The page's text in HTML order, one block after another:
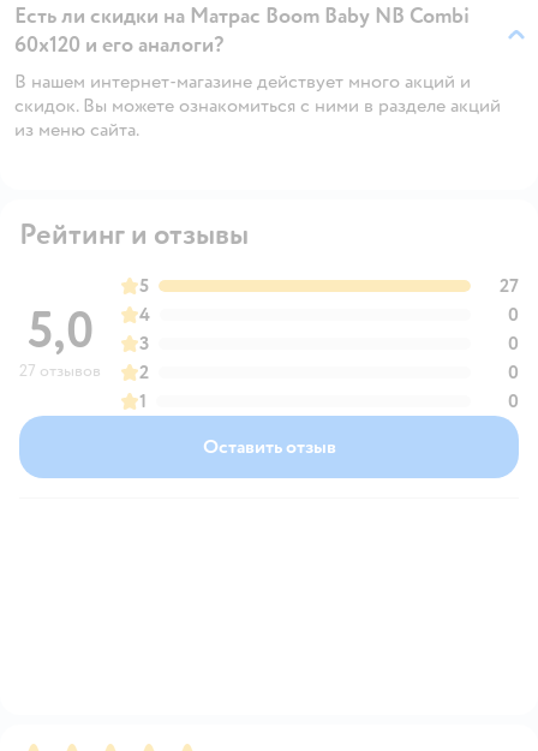
Есть ли скидки на Матрас Boom Baby NВ Combi
60х120 и его аналоги?
В нашем интернет-магазине действует много акций и
скидок. Вы можете ознакомиться с ними в разделе акций
из меню сайта.
Рейтинг и отзывы
5,0
27 отзывов
5
27
4
0
3
0
2
0
1
0
Оставить отзыв